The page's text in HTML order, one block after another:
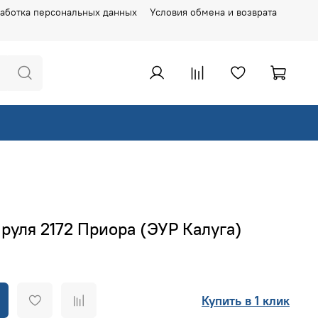
персональных данных Условия обмена и возврата
2172 Приора (ЭУР Калуга)
Купить в 1 клик